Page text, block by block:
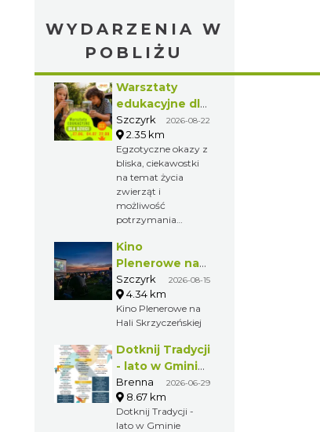
WYDARZENIA W
POBLIŻU
Warsztaty
edukacyjne dla
dzieci - owady i
spółka
Szczyrk 2026-08-22
2.35 km
Egzotyczne okazy z
bliska, ciekawostki
na temat życia
zwierząt i
możliwość
potrzymania
że będzie to
niezwykłe przeżycie
dla każdego dziecka,
które zawita do
restauracji Kuflonka
w dniu 22 sierpnia.
Kino
Plenerowe na
Hali
Skrzyczeńskiej
Szczyrk 2026-08-15
4.34 km
Kino Plenerowe na
Hali Skrzyczeńskiej
Dotknij Tradycji
- lato w Gminie
Brenna
Brenna 2026-06-29
8.67 km
Dotknij Tradycji -
lato w Gminie